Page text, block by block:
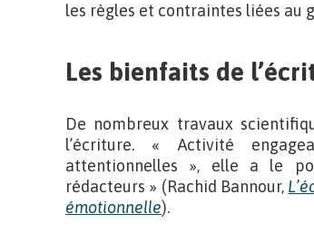
les règles et contraintes liées au
Les bienfaits de
De nombreux travaux
l’écriture. « Activité
attentionnelles », elle a le
rédacteurs » (Rachid Bannour,
émotionnelle).